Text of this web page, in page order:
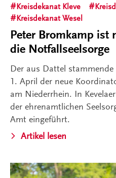
Kreisdekanat Kleve
Kreisdekanat Wesel
Peter Bromkamp ist
die Notfallseelsorge
Der aus Dattel
1. April der neue
am Niederrhein. In
der ehrenamtlichen
Amt eingeführt.
Artikel lesen